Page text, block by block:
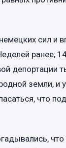
сил и
ранее,
депортации
земли, и
что